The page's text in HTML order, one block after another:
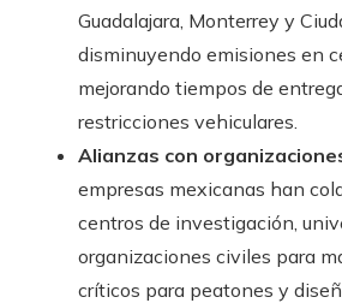
Guadalajara, Monterrey y
disminuyendo emisiones en
mejorando tiempos de
restricciones vehiculares.
Alianzas con
empresas mexicanas han
centros de investigación,
organizaciones civiles para
críticos para peatones y